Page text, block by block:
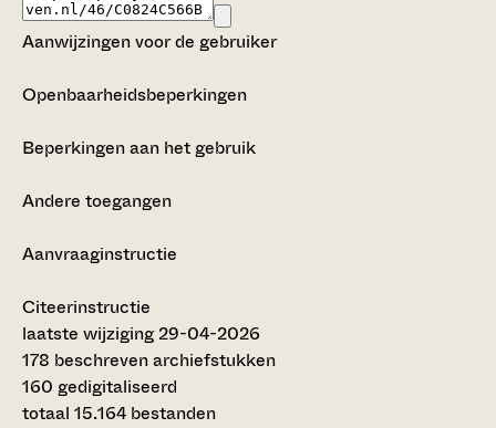
Aanwijzingen voor de gebruiker
Openbaarheidsbeperkingen
Beperkingen aan het gebruik
Andere toegangen
Aanvraaginstructie
Citeerinstructie
laatste wijziging 29-04-2026
178 beschreven archiefstukken
160 gedigitaliseerd
totaal 15.164 bestanden